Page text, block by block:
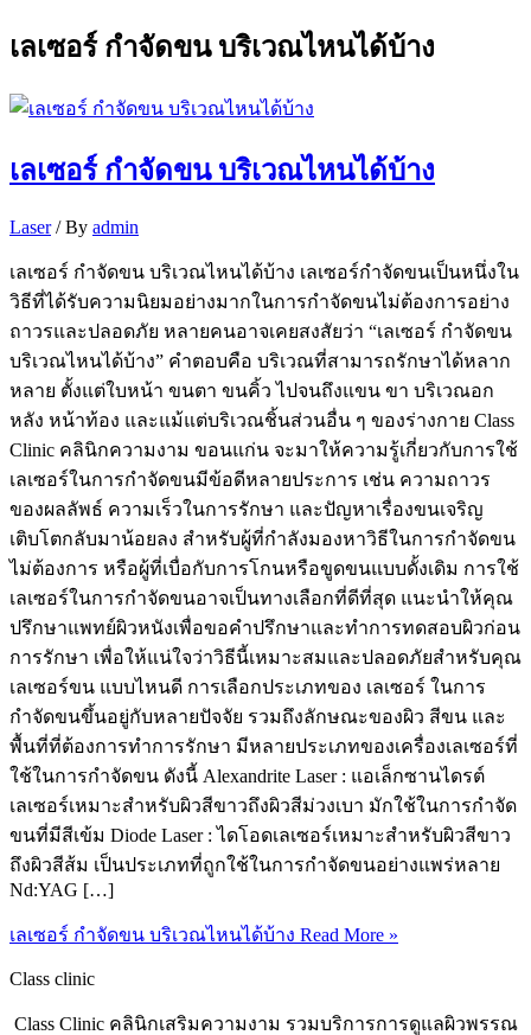
เลเซอร์ กำจัดขน บริเวณไหนได้บ้าง
เลเซอร์ กำจัดขน บริเวณไหนได้บ้าง
Laser/ By admin
เลเซอร์ กำจัดขน บริเวณไหนได้บ้าง เลเซอร์กำจัดขนเป็นหนึ่งใน
วิธีที่ได้รับความนิยมอย่างมากในการกำจัดขนไม่ต้องการอย่าง
ถาวรและปลอดภัย หลายคนอาจเคยสงสัยว่า “เลเซอร์ กำจัดขน
บริเวณไหนได้บ้าง” คำตอบคือ บริเวณที่สามารถรักษาได้หลาก
หลาย ตั้งแต่ใบหน้า ขนตา ขนคิ้ว ไปจนถึงแขน ขา บริเวณอก
หลัง หน้าท้อง และแม้แต่บริเวณชิ้นส่วนอื่น ๆ ของร่างกาย Class
Clinic คลินิกความงาม ขอนแก่น จะมาให้ความรู้เกี่ยวกับการใช้
เลเซอร์ในการกำจัดขนมีข้อดีหลายประการ เช่น ความถาวร
ของผลลัพธ์ ความเร็วในการรักษา และปัญหาเรื่องขนเจริญ
เติบโตกลับมาน้อยลง สำหรับผู้ที่กำลังมองหาวิธีในการกำจัดขน
ไม่ต้องการ หรือผู้ที่เบื่อกับการโกนหรือขูดขนแบบดั้งเดิม การใช้
เลเซอร์ในการกำจัดขนอาจเป็นทางเลือกที่ดีที่สุด แนะนำให้คุณ
ปรึกษาแพทย์ผิวหนังเพื่อขอคำปรึกษาและทำการทดสอบผิวก่อน
การรักษา เพื่อให้แน่ใจว่าวิธีนี้เหมาะสมและปลอดภัยสำหรับคุณ
เลเซอร์ขน แบบไหนดี การเลือกประเภทของ เลเซอร์ ในการ
กำจัดขนขึ้นอยู่กับหลายปัจจัย รวมถึงลักษณะของผิว สีขน และ
พื้นที่ที่ต้องการทำการรักษา มีหลายประเภทของเครื่องเลเซอร์ที่
ใช้ในการกำจัดขน ดังนี้ Alexandrite Laser : แอเล็กซานไดรต์
เลเซอร์เหมาะสำหรับผิวสีขาวถึงผิวสีม่วงเบา มักใช้ในการกำจัด
ขนที่มีสีเข้ม Diode Laser : ไดโอดเลเซอร์เหมาะสำหรับผิวสีขาว
ถึงผิวสีส้ม เป็นประเภทที่ถูกใช้ในการกำจัดขนอย่างแพร่หลาย
Nd:YAG […]
เลเซอร์ กำจัดขน บริเวณไหนได้บ้าง Read More »
Class clinic
Class Clinic คลินิกเสริมความงาม รวมบริการการดูแลผิวพรรณ